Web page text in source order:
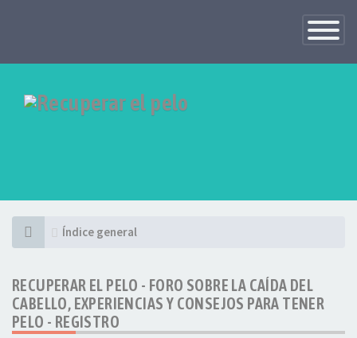
Toggle
Índice general
RECUPERAR EL PELO - FORO SOBRE LA CAÍDA DEL
CABELLO, EXPERIENCIAS Y CONSEJOS PARA TENER
PELO - REGISTRO